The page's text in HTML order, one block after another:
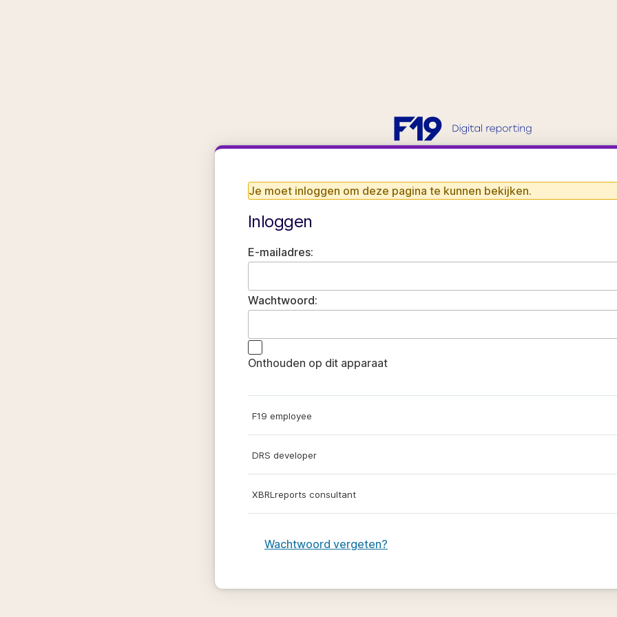
Je moet inloggen om deze pagina te kunnen bekijken.
Inloggen
E-mailadres:
Wachtwoord:
Onthouden op dit apparaat
F19 employee
DRS developer
XBRLreports consultant
Wachtwoord vergeten?